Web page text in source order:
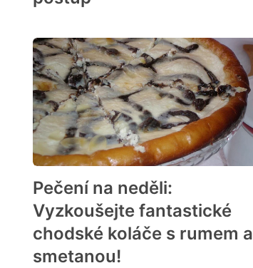
Pečení na neděli:
Vyzkoušejte fantastické
chodské koláče s rumem a
smetanou!